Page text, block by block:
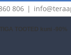
806 |
TOOTED kuni -90%